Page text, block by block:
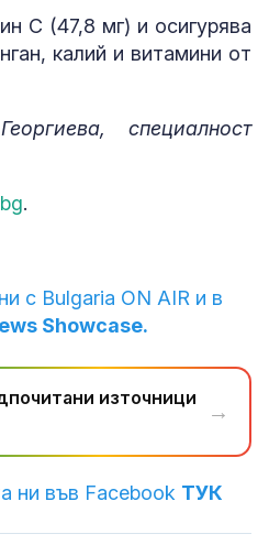
C (47,8 мг) и осигурява
калий и витамини от
специалност
.
с Bulgaria ON AIR и в
Showcase.
източници
→
ни във Facebook ТУК